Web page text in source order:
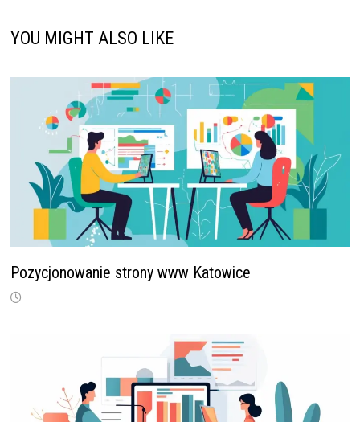
YOU MIGHT ALSO LIKE
Pozycjonowanie strony www Katowice